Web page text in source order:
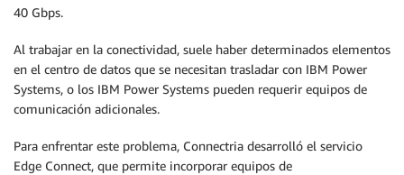
40 Gbps.
Al trabajar en la conectividad, suele haber determinados elementos
en el centro de datos que se necesitan trasladar con IBM Power
Systems, o los IBM Power Systems pueden requerir equipos de
comunicación adicionales.
Para enfrentar este problema, Connectria desarrolló el servicio
Edge Connect, que permite incorporar equipos de